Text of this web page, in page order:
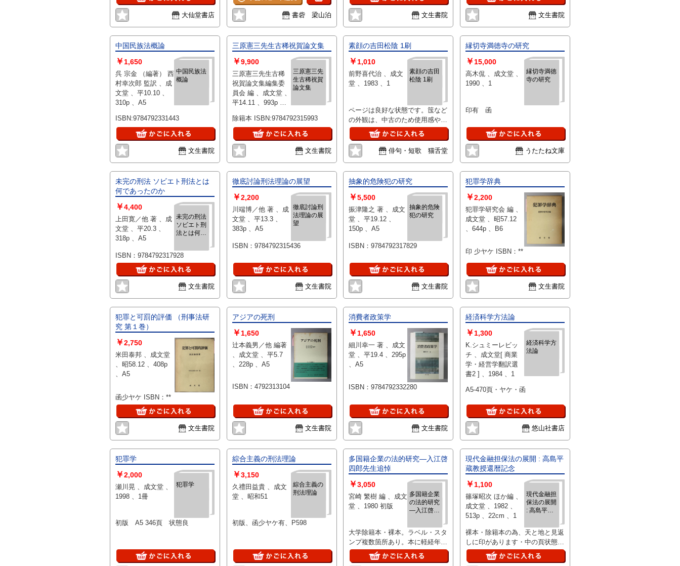
大仙堂書店 書砦 梁山泊 文生書院 文生書院
中国民族法概論
中国民族法
概論
￥1,650
呉 宗金 （編著） 西
村幸次郎 監訳 、成
文堂 、平10.10 、
310p 、A5
ISBN:9784792331443
文生書院
三原憲三先生古稀祝賀論文集
三原憲三先
生古稀祝賀
論文集
￥9,900
三原憲三先生古稀
祝賀論文集編集委
員会 編 、成文堂 、
平14.11 、993p 、
除籍本 ISBN:9784792315993
文生書院
素顔の吉田松陰 1刷
素顔の吉田
松陰 1刷
￥1,010
前野喜代治 、成文
堂 、1983 、1
ページは良好な状態です。筺など
の外観は、中古のため使用感や焼
け、擦れ、ヨレ、細かな傷などが
あります。帯はありません。
俳句・短歌 猫舌堂
縁切寺満徳寺の研究
縁切寺満徳
寺の研究
￥15,000
高木侃 、成文堂 、
1990 、1
印有 函
うたたね文庫
未完の刑法 ソビエト刑法とは
何であったのか
未完の刑法
ソビエト刑
法とは何で
￥4,400
上田寛／他 著 、成
文堂 、平20.3 、
318p 、A5
ISBN：9784792317928
文生書院
徹底討論刑法理論の展望
徹底討論刑
法理論の展
望
￥2,200
川端博／他 著 、成
文堂 、平13.3 、
383p 、A5
ISBN：9784792315436
文生書院
抽象的危険犯の研究
抽象的危険
犯の研究
￥5,500
振津隆之 著 、成文
堂 、平19.12 、
150p 、A5
ISBN：9784792317829
文生書院
犯罪学辞典
￥2,200
犯罪学研究会 編 、
成文堂 、昭57.12
、644p 、B6
印 少ヤケ ISBN：**
文生書院
犯罪と可罰的評価 （刑事法研
究 第１巻）
￥2,750
米田泰邦 、成文堂
、昭58.12 、408p
、A5
函少ヤケ ISBN：**
文生書院
アジアの死刑
￥ 1,650
辻本義男／他 編著
、成文堂 、平5.7
、228p 、A5
ISBN：4792313104
文生書院
消費者政策学
￥ 1,650
細川幸一 著 、成文
堂 、平19.4 、295p
、A5
ISBN：9784792332280
文生書院
経済科学方法論
経済科学方
法論
￥ 1,300
K.シュミーレビッ
チ 、成文堂[ 商業
学・経営学翻訳選
書2 ] 、1984 、1
A5-470頁・ヤケ・函
悠山社書店
犯罪学
犯罪学
￥2,000
瀬川晃 、成文堂 、
1998 、1冊
初版 A5 346頁 状態良
綜合主義の刑法理論
綜合主義の
刑法理論
￥3,150
久禮田益貴 、成文
堂 、昭和51
初版、函少ヤケ有、P598
多国籍企業の法的研究—入江啓
四郎先生追悼
多国籍企業
の法的研究
—入江啓四
￥3,050
宮崎 繁樹 編 、成文
堂 、1980 初版
大学除籍本・裸本。ラベル・スタ
ンプ複数箇所あり。本に軽経年ヤ
ケ。天軽ヨゴレ。
現代金融担保法の展開 : 高島平
蔵教授還暦記念
現代金融担
保法の展開
: 高島平蔵
念
￥ 1,100
篠塚昭次 ほか編 、
成文堂 、1982 、
513p 、22cm 、1
裸本・除籍本の為、天と地と見返
しに印があります・中の頁状態良
好です